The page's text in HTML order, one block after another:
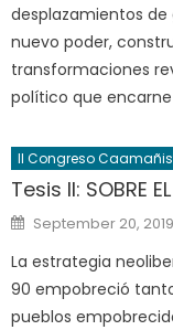
desplazamientos
nuevo poder,
transformaciones
político que
II Congreso
Tesis II: SOBRE
Posted
on
September 20, 2019
La estrategia
90 empobreció
pueblos